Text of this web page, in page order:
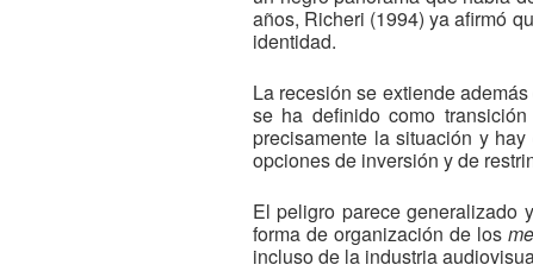
años, Richeri (1994) ya afirmó
identidad.
La recesión se extiende
se ha definido como
precisamente la situación y
opciones de inversión y de
El peligro parece generalizado
forma de organización de los
incluso de la industria